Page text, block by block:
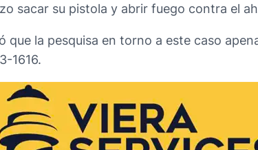
sacar su pistola y abrir fuego contra el
la pesquisa en torno a este caso
1616.